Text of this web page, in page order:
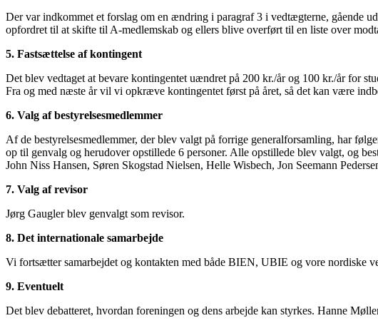
Der var indkommet et forslag om en ændring i paragraf 3 i vedtægterne, gående
opfordret til at skifte til A-medlemskab og ellers blive overført til en liste over
5. Fastsættelse af kontingent
Det blev vedtaget at bevare kontingentet uændret på 200 kr./år og 100 kr./år for
Fra og med næste år vil vi opkræve kontingentet først på året, så det kan være
6. Valg af bestyrelsesmedlemmer
Af de bestyrelsesmedlemmer, der blev valgt på forrige generalforsamling, har
op til genvalg og herudover opstillede 6 personer. Alle opstillede blev valgt, og
John Niss Hansen, Søren Skogstad Nielsen, Helle Wisbech, Jon Seemann
7. Valg af revisor
Jørg Gaugler blev genvalgt som revisor.
8. Det internationale samarbejde
Vi fortsætter samarbejdet og kontakten med både BIEN, UBIE og vore nordiske
9. Eventuelt
Det blev debatteret, hvordan foreningen og dens arbejde kan styrkes. Hanne